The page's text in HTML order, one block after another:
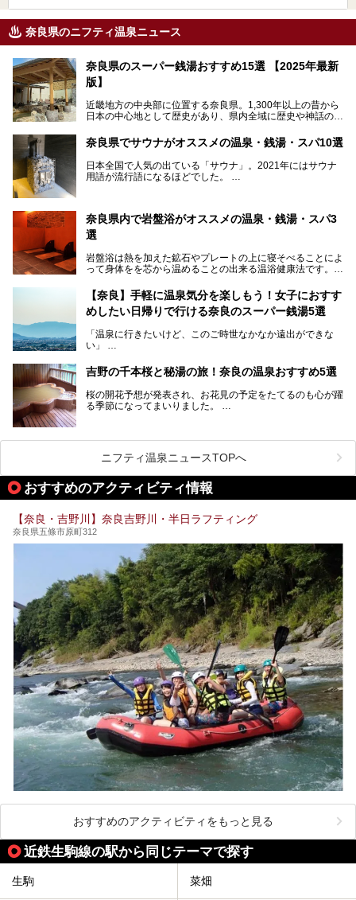
奈良県のニフティ温泉ニュース
奈良県のスーパー銭湯おすすめ15選 【2025年最新
版】
近畿地方の中央部に位置する奈良県。1,300年以上の昔から
日本の中心地として歴史があり、県内全域に歴史や神話の舞
界遺産があり、古代をそこかしこに感じられる地域です。
そんな奈良県のスーパー銭湯は、便利な街中にある施設か
ら、険しい山中にある秘湯までバラエティ豊か。ここでは、
奈良県で評判のスーパー銭湯をご紹介します。
奈良県でサウナがオススメの温泉・銭湯・スパ10選
日本全国で人気の出ている「サウナ」。2021年にはサウナ
用語が流行語になるほどでした。
中心部に近いサウナや郊外にあるアウトドアフィンランド式
サウナなど種類も豊富です。
奈良県にあるサウナでリフレッシュしませんか？
奈良県内で岩盤浴がオススメの温泉・銭湯・スパ3
選
岩盤浴は熱を加えた鉱石やプレートの上に寝そべることによ
って身体をを芯から温めることの出来る温浴健康法です。じ
果だけではなく、代謝が高まり健康や美容にも良い影響が期
待できます。今回はそんな岩盤浴にこだわった、奈良県内の
オススメ温泉・銭湯・スパ3ヶ所を紹介させていただきま
【奈良】手軽に温泉気分を楽しもう！女子におすす
めしたい日帰りで行ける奈良のスーパー銭湯5選
「温泉に行きたいけど、このご時世なかなか遠出ができな
い」
そんな方も多いのではないでしょうか？
お宿に泊まって観光地を巡るような温泉旅行がしたいけど、
まとまった時間が取れない時もありますよね。
芯までじんわり温まってリラックス効果も抜群。
今回は、奈良で行けるおすすめのスーパー銭湯を5つご紹介
したいと思います。
吉野の千本桜と秘湯の旅！奈良の温泉おすすめ5選
桜の開花予想が発表され、お花見の予定をたてるのも心が躍
る季節になってまいりました。
まれるくらい日本人の心を捉えて離さない名所中の名所があ
ります。それは奈良県の吉野山。
す。また吉野山を含む「紀伊山地の霊場と参詣道」はユネス
コの世界遺産に登録されており、修験道の霊場として荘厳な
開湯300年と歴史のある霊験あらたかな吉野の湯で、春を感
今回は奈良県吉野のおすすめ温泉を紹介いたします！
ニフティ温泉ニュースTOPへ
おすすめのアクティビティ情報
【奈良・吉野川】奈良吉野川・半日ラフティング
奈良県五條市原町312
おすすめのアクティビティをもっと見る
近鉄生駒線の駅から同じテーマで探す
生駒 菜畑